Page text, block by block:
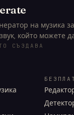
на музика
който можете
СЪЗДАВА